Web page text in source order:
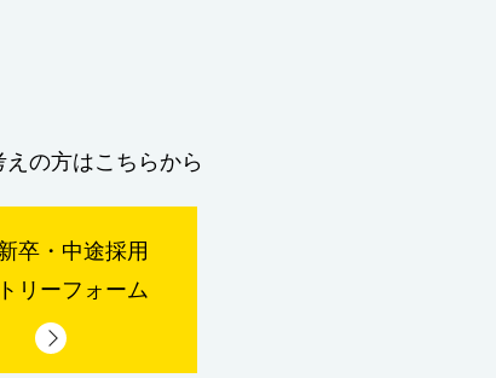
の方はこちらから
卒・中途採用
リーフォーム